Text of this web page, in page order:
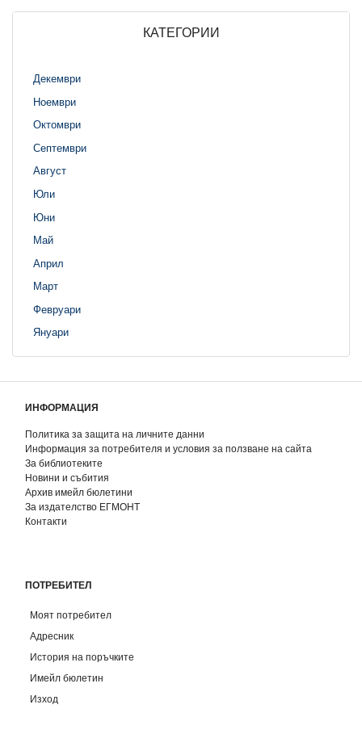
КАТЕГОРИИ
Декември
Ноември
Октомври
Септември
Август
Юли
Юни
Май
Април
Март
Февруари
Януари
ИНФОРМАЦИЯ
Политика за защита на личните данни
Информация за потребителя и условия за ползване на сайта
За библиотеките
Новини и събития
Архив имейл бюлетини
За издателство ЕГМОНТ
Контакти
ПОТРЕБИТЕЛ
Моят потребител
Адресник
История на поръчките
Имейл бюлетин
Изход